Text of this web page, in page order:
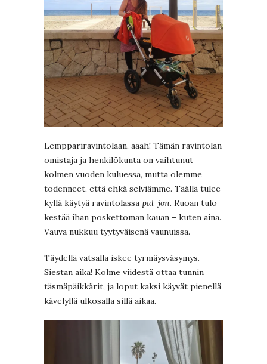
Lemppariravintolaan, aaah! Tämän ravintolan
omistaja ja henkilökunta on vaihtunut
kolmen vuoden kuluessa, mutta olemme
todenneet, että ehkä selviämme. Täällä tulee
kyllä käytyä ravintolassa pal-jon. Ruoan tulo
kestää ihan poskettoman kauan – kuten aina.
Vauva nukkuu tyytyväisenä vaunuissa.
Täydellä vatsalla iskee tyrmäysväsymys.
Siestan aika! Kolme viidestä ottaa tunnin
täsmäpäikkärit, ja loput kaksi käyvät pienellä
kävelyllä ulkosalla sillä aikaa.